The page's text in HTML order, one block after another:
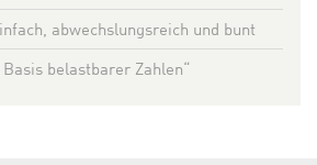
abwechslungsreich und bunt
Basis belastbarer Zahlen“